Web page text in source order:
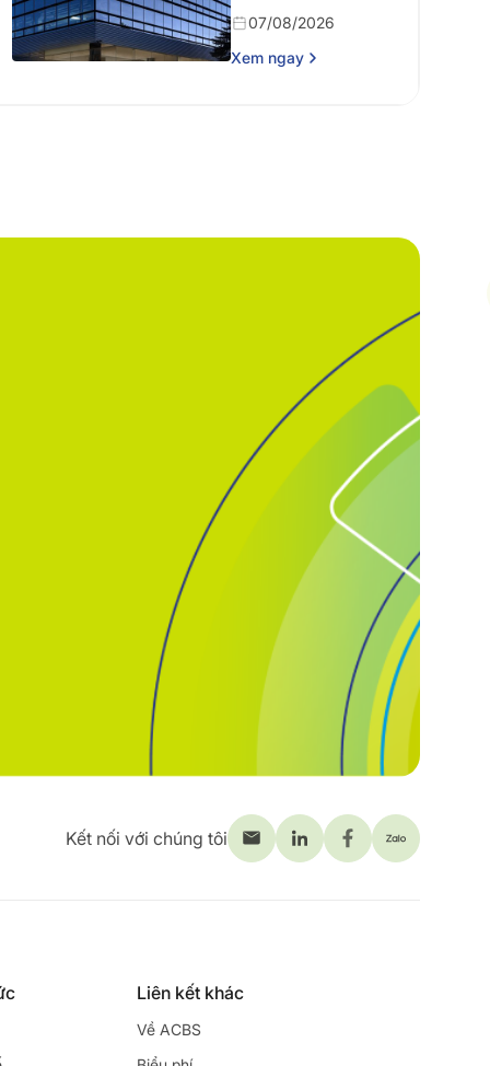
năm 2024
07/08/2026
Xem ngay
Kết nối với chúng tôi
Liên kết khác
Về ACBS